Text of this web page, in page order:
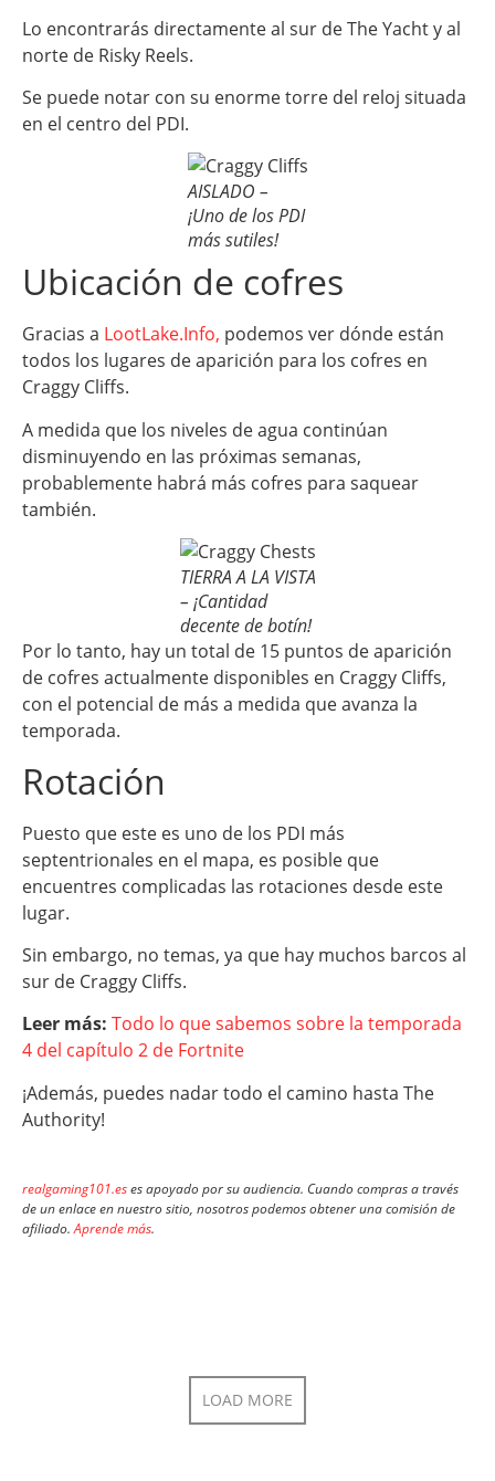
Lo encontrarás directamente al sur de The Yacht y al
norte de Risky Reels.
Se puede notar con su enorme torre del reloj situada
en el centro del PDI.
AISLADO –
¡Uno de los PDI
más sutiles!
Ubicación de cofres
Gracias a LootLake.Info, podemos ver dónde están
todos los lugares de aparición para los cofres en
Craggy Cliffs.
A medida que los niveles de agua continúan
disminuyendo en las próximas semanas,
probablemente habrá más cofres para saquear
también.
TIERRA A LA VISTA
– ¡Cantidad
decente de botín!
Por lo tanto, hay un total de 15 puntos de aparición
de cofres actualmente disponibles en Craggy Cliffs,
con el potencial de más a medida que avanza la
temporada.
Rotación
Puesto que este es uno de los PDI más
septentrionales en el mapa, es posible que
encuentres complicadas las rotaciones desde este
lugar.
Sin embargo, no temas, ya que hay muchos barcos al
sur de Craggy Cliffs.
Leer más: Todo lo que sabemos sobre la temporada
4 del capítulo 2 de Fortnite
¡Además, puedes nadar todo el camino hasta The
Authority!
realgaming101.eses apoyado por su audiencia. Cuando compras a través
de un enlace en nuestro sitio, nosotros podemos obtener una comisión de
afiliado.Aprende más.
LOAD MORE